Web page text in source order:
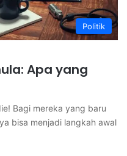
Politik
Apa yang
Bagi mereka yang baru
bisa menjadi langkah awal